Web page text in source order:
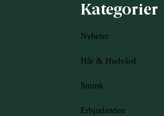
Kategorier
Nyheter
Hår & Hudvård
Smink
Erbjudanden